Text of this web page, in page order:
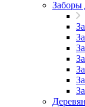
Заборы